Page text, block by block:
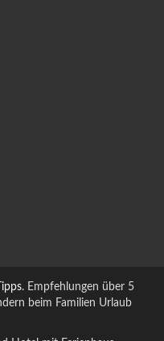
. Empfehlungen über 5
beim Familien Urlaub